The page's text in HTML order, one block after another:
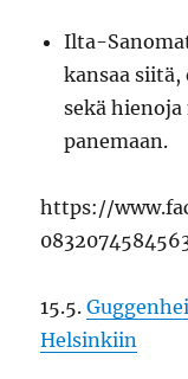
Ilta-
kansaa siitä,
sekä
panemaan.
https://
15.5.
Helsinkiin